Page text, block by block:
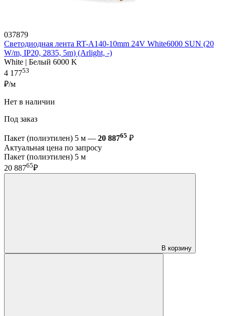
037879
Светодиодная лента RT-A140-10mm 24V White6000 SUN (20
W/m, IP20, 2835, 5m) (Arlight, -)
White | Белый 6000 K
4 17753
₽/м
Нет в наличии
Под заказ
Пакет (полиэтилен) 5 м — 20 88765 ₽
Актуальная цена по запросу
Пакет (полиэтилен) 5 м
20 88765₽
В корзину